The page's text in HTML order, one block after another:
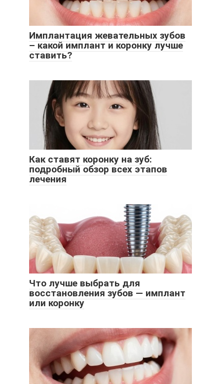
Имплантация жевательных зубов
– какой имплант и коронку лучше
ставить?
Как ставят коронку на зуб:
подробный обзор всех этапов
лечения
Что лучше выбрать для
восстановления зубов — имплант
или коронку